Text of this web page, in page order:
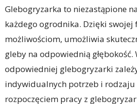
Glebogryzarka to niezastąpione
każdego ogrodnika. Dzięki
możliwościom, umożliwia
gleby na odpowiednią głębokość.
odpowiedniej glebogryzarki
indywidualnych potrzeb i rodzaju
rozpoczęciem pracy z